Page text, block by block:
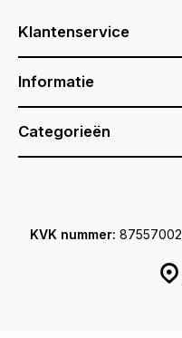
Klantenservice
Informatie
Categorieën
KVK nummer: 87557002